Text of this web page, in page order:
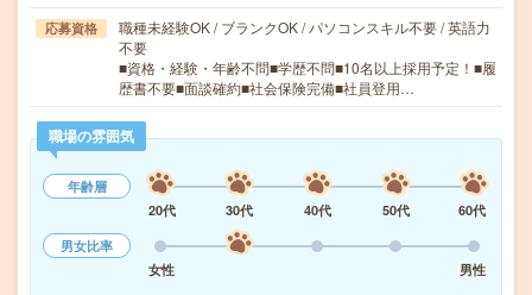
応募資格
職種未経験OK / ブランクOK / パソコンスキル不要 / 英語力
不要
■資格・経験・年齢不問■学歴不問■10名以上採用予定！■履
歴書不要■面談確約■社会保険完備■社員登用…
職場の雰囲気
年齢層
20代
30代 40代 50代
60代
男女比率
女性
男性